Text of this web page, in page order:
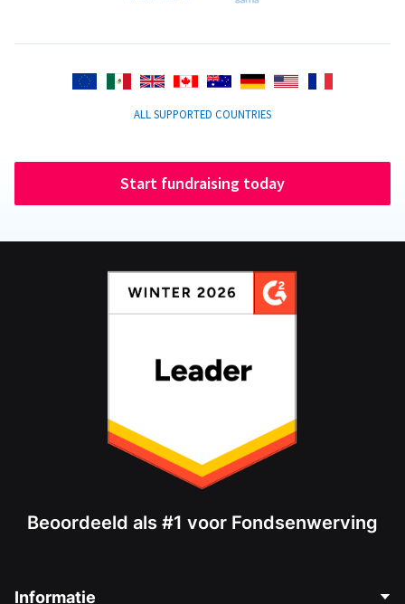
ALL SUPPORTED COUNTRIES
Start fundraising today
Beoordeeld als #1 voor Fondsenwerving
Informatie